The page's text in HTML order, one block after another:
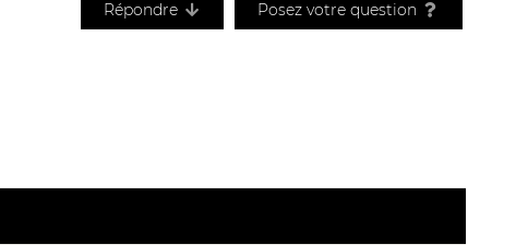
Répondre Posez votre question